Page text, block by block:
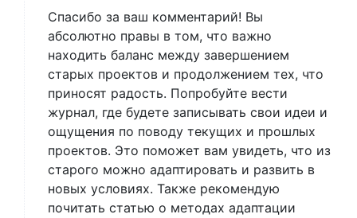
Спасибо за ваш комментарий! Вы
абсолютно правы в том, что важно
находить баланс между завершением
старых проектов и продолжением тех, что
приносят радость. Попробуйте вести
журнал, где будете записывать свои идеи и
ощущения по поводу текущих и прошлых
проектов. Это поможет вам увидеть, что из
старого можно адаптировать и развить в
новых условиях. Также рекомендую
почитать статью о методах адаптации